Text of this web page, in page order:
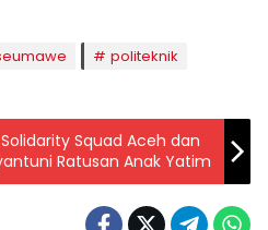
politeknik
Squad Aceh dan
Ratusan Anak Yatim